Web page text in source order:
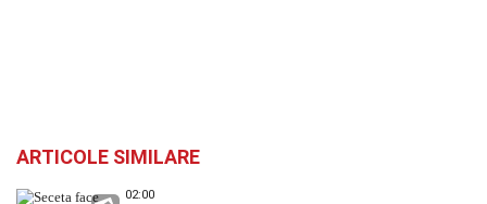
ARTICOLE SIMILARE
02:00